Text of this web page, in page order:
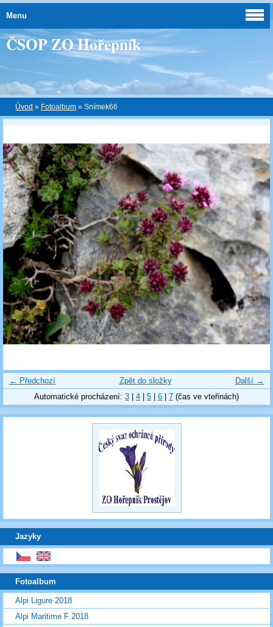
ČSOP ZO Hořepník
Úvod » Fotoalbum » Snímek66
← Předchozí Další →
Zpět do složky
Automatické procházení: 3 4 5 6 7 (čas ve vteřinách)
Jazyky
Menu
Fotoalbum
Alpi Ligure 2018
Alpi Maritime F 2018